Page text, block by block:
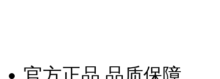
官方正品 品质保障